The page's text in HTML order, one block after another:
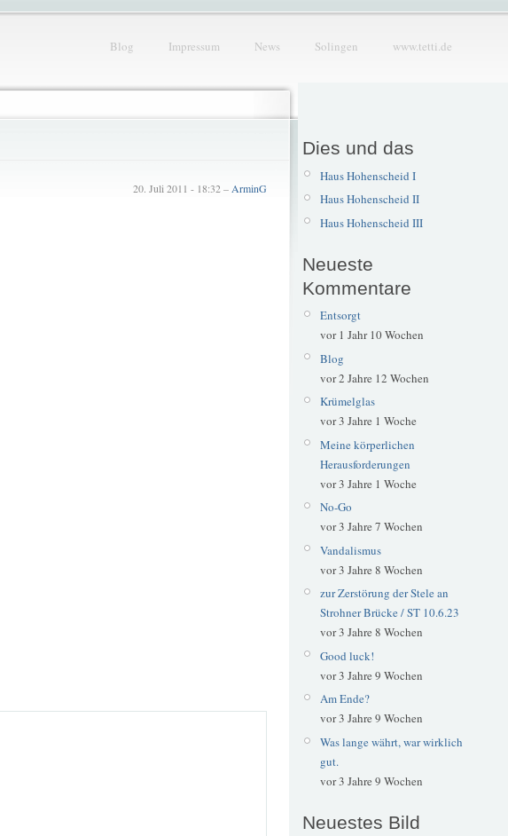
Blog Impressum News Solingen www.tetti.de
20. Juli 2011 - 18:32 – ArminG
Dies und das
Haus Hohenscheid I
Haus Hohenscheid II
Haus Hohenscheid III
Neueste
Kommentare
Entsorgt
vor 1 Jahr 10 Wochen
Blog
vor 2 Jahre 12 Wochen
Krümelglas
vor 3 Jahre 1 Woche
Meine körperlichen
Herausforderungen
vor 3 Jahre 1 Woche
No-Go
vor 3 Jahre 7 Wochen
Vandalismus
vor 3 Jahre 8 Wochen
zur Zerstörung der Stele an
Strohner Brücke / ST 10.6.23
vor 3 Jahre 8 Wochen
Good luck!
vor 3 Jahre 9 Wochen
Am Ende?
vor 3 Jahre 9 Wochen
Was lange währt, war wirklich
gut.
vor 3 Jahre 9 Wochen
Neuestes Bild